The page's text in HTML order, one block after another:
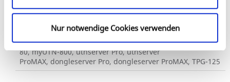
Nur notwendige Cookies verwenden
myUTN-50a, myUTN-55, myUTN-2500, INU-100, myUTN-
80, myUTN-800, utnserver Pro, utnserver
ProMAX, dongleserver Pro, dongleserver ProMAX, TPG-125